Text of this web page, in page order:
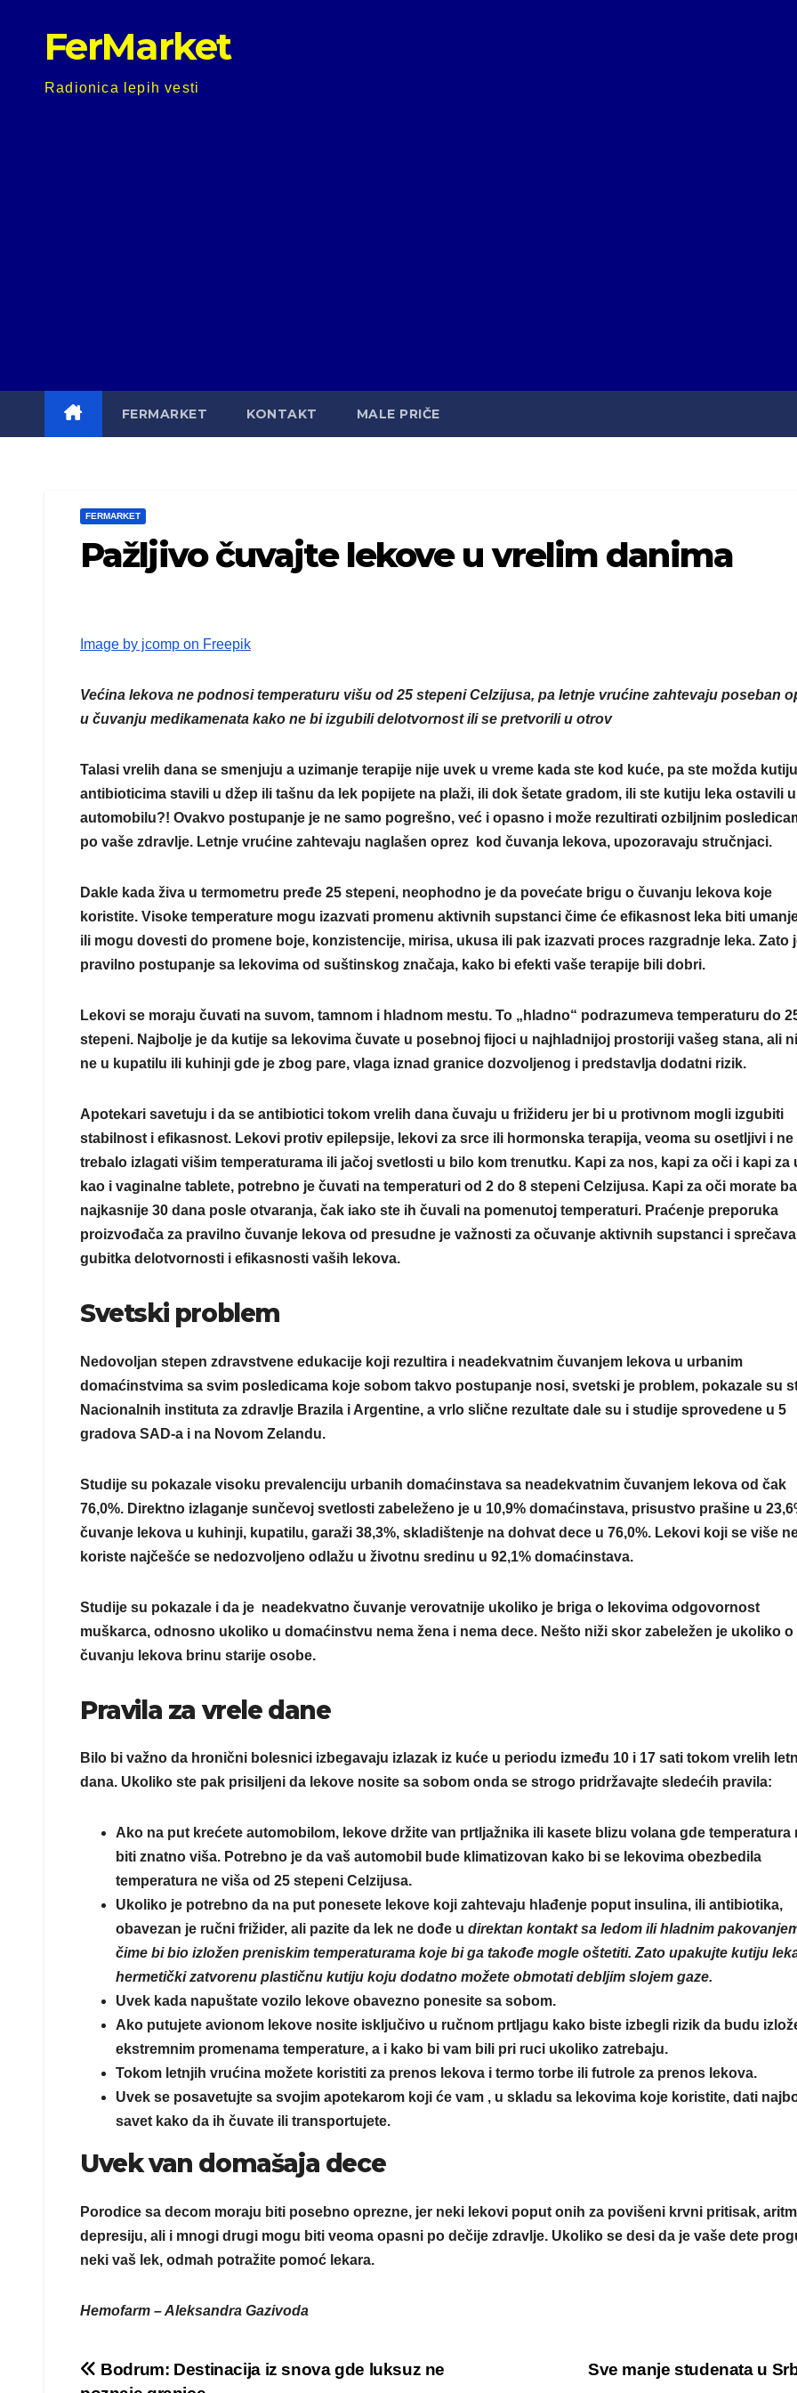
FerMarket
Radionica lepih vesti
FERMARKET KONTAKT MALE PRIČE
FERMARKET
Pažljivo čuvajte lekove u vrelim danima
Image by jcomp on Freepik
Većina lekova ne podnosi temperaturu višu od 25 stepeni Celzijusa, pa letnje vrućine zahtevaju poseban
u čuvanju medikamenata kako ne bi izgubili delotvornost ili se pretvorili u otrov
Talasi vrelih dana se smenjuju a uzimanje terapije nije uvek u vreme kada ste kod kuće, pa ste možda
antibioticima stavili u džep ili tašnu da lek popijete na plaži, ili dok šetate gradom, ili ste kutiju leka ostavili u
automobilu?! Ovakvo postupanje je ne samo pogrešno, već i opasno i može rezultirati ozbiljnim
po vaše zdravlje. Letnje vrućine zahtevaju naglašen oprez kod čuvanja lekova, upozoravaju stručnjaci.
Dakle kada živa u termometru pređe 25 stepeni, neophodno je da povećate brigu o čuvanju lekova koje
koristite. Visoke temperature mogu izazvati promenu aktivnih supstanci čime će efikasnost leka biti
ili mogu dovesti do promene boje, konzistencije, mirisa, ukusa ili pak izazvati proces razgradnje leka. Zato
pravilno postupanje sa lekovima od suštinskog značaja, kako bi efekti vaše terapije bili dobri.
Lekovi se moraju čuvati na suvom, tamnom i hladnom mestu. To „hladno“ podrazumeva temperaturu do
stepeni. Najbolje je da kutije sa lekovima čuvate u posebnoj fijoci u najhladnijoj prostoriji vašeg stana, ali
ne u kupatilu ili kuhinji gde je zbog pare, vlaga iznad granice dozvoljenog i predstavlja dodatni rizik.
Apotekari savetuju i da se antibiotici tokom vrelih dana čuvaju u frižideru jer bi u protivnom mogli izgubiti
stabilnost i efikasnost. Lekovi protiv epilepsije, lekovi za srce ili hormonska terapija, veoma su osetljivi i ne
trebalo izlagati višim temperaturama ili jačoj svetlosti u bilo kom trenutku. Kapi za nos, kapi za oči i kapi za
kao i vaginalne tablete, potrebno je čuvati na temperaturi od 2 do 8 stepeni Celzijusa. Kapi za oči morate
najkasnije 30 dana posle otvaranja, čak iako ste ih čuvali na pomenutoj temperaturi. Praćenje preporuka
proizvođača za pravilno čuvanje lekova od presudne je važnosti za očuvanje aktivnih supstanci i
gubitka delotvornosti i efikasnosti vaših lekova.
Svetski problem
Nedovoljan stepen zdravstvene edukacije koji rezultira i neadekvatnim čuvanjem lekova u urbanim
domaćinstvima sa svim posledicama koje sobom takvo postupanje nosi, svetski je problem, pokazale su
Nacionalnih instituta za zdravlje Brazila i Argentine, a vrlo slične rezultate dale su i studije sprovedene u 5
gradova SAD-a i na Novom Zelandu.
Studije su pokazale visoku prevalenciju urbanih domaćinstava sa neadekvatnim čuvanjem lekova od čak
76,0%. Direktno izlaganje sunčevoj svetlosti zabeleženo je u 10,9% domaćinstava, prisustvo prašine u
čuvanje lekova u kuhinji, kupatilu, garaži 38,3%, skladištenje na dohvat dece u 76,0%. Lekovi koji se više
koriste najčešće se nedozvoljeno odlažu u životnu sredinu u 92,1% domaćinstava.
Studije su pokazale i da je neadekvatno čuvanje verovatnije ukoliko je briga o lekovima odgovornost
muškarca, odnosno ukoliko u domaćinstvu nema žena i nema dece. Nešto niži skor zabeležen je ukoliko o
čuvanju lekova brinu starije osobe.
Pravila za vrele dane
Bilo bi važno da hronični bolesnici izbegavaju izlazak iz kuće u periodu između 10 i 17 sati tokom vrelih
dana. Ukoliko ste pak prisiljeni da lekove nosite sa sobom onda se strogo pridržavajte sledećih pravila:
Ako na put krećete automobilom, lekove držite van prtljažnika ili kasete blizu volana gde temperatura
biti znatno viša. Potrebno je da vaš automobil bude klimatizovan kako bi se lekovima obezbedila
temperatura ne viša od 25 stepeni Celzijusa.
Ukoliko je potrebno da na put ponesete lekove koji zahtevaju hlađenje poput insulina, ili antibiotika,
obavezan je ručni frižider, ali pazite da lek ne dođe u direktan kontakt sa ledom ili hladnim
čime bi bio izložen preniskim temperaturama koje bi ga takođe mogle oštetiti. Zato upakujte kutiju
hermetički zatvorenu plastičnu kutiju koju dodatno možete obmotati debljim slojem gaze.
Uvek kada napuštate vozilo lekove obavezno ponesite sa sobom.
Ako putujete avionom lekove nosite isključivo u ručnom prtljagu kako biste izbegli rizik da budu
ekstremnim promenama temperature, a i kako bi vam bili pri ruci ukoliko zatrebaju.
Tokom letnjih vrućina možete koristiti za prenos lekova i termo torbe ili futrole za prenos lekova.
Uvek se posavetujte sa svojim apotekarom koji će vam , u skladu sa lekovima koje koristite, dati
savet kako da ih čuvate ili transportujete.
Uvek van domašaja dece
Porodice sa decom moraju biti posebno oprezne, jer neki lekovi poput onih za povišeni krvni pritisak,
depresiju, ali i mnogi drugi mogu biti veoma opasni po dečije zdravlje. Ukoliko se desi da je vaše dete
neki vaš lek, odmah potražite pomoć lekara.
Hemofarm – Aleksandra Gazivoda
Post Sve manje studenata u
Bodrum: Destinacija iz snova gde luksuz ne
VIKEND FERMARKET
Novi film
inspiriše
putovanje
širom sveta —
ali i prevarante
Beč